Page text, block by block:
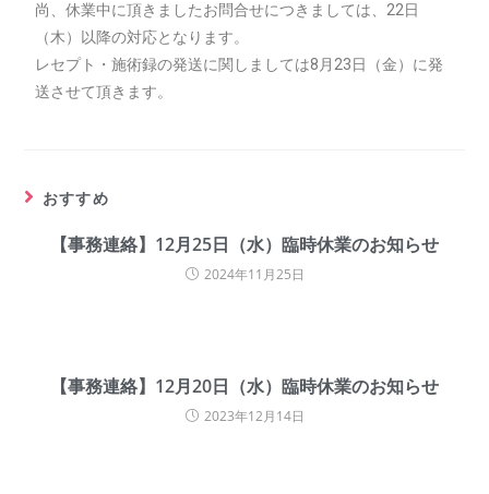
尚、休業中に頂きましたお問合せにつきましては、22日
（木）以降の対応となります。
レセプト・施術録の発送に関しましては8月23日（金）に発
送させて頂きます。
おすすめ
【事務連絡】12月25日（水）臨時休業のお知らせ
2024年11月25日
【事務連絡】12月20日（水）臨時休業のお知らせ
2023年12月14日